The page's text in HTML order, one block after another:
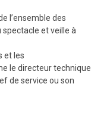
l’ensemble des
et veille à
et les
le directeur technique
de service ou son